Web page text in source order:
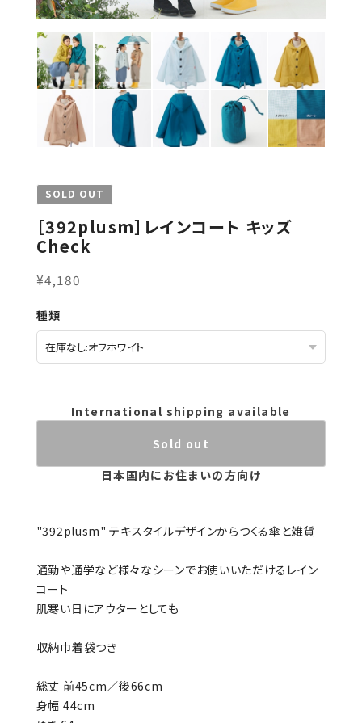
SOLD OUT
［392plusm］レインコート キッズ｜
Check
¥4,180
種類
International shipping available
Sold out
日本国内にお住まいの方向け
"392plusm" テキスタイルデザインからつくる傘と雑貨
通勤や通学など様々なシーンでお使いいただけるレイン
コート
肌寒い日にアウターとしても
収納巾着袋つき
総丈 前45cm／後66cm
身幅 44cm